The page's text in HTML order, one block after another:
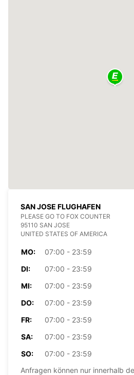
SAN JOSE FLUGHAFEN
PLEASE GO TO FOX COUNTER
95110 SAN JOSE
UNITED STATES OF AMERICA
MO:
07:00 - 23:59
DI:
07:00 - 23:59
MI:
07:00 - 23:59
DO:
07:00 - 23:59
FR:
07:00 - 23:59
SA:
07:00 - 23:59
SO:
07:00 - 23:59
Anfragen können nur innerhalb